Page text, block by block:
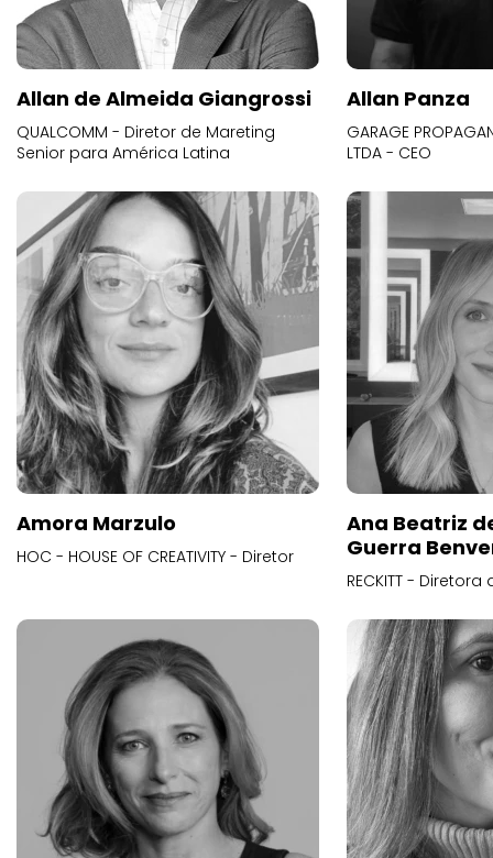
Allan de Almeida Giangrossi
QUALCOMM - Diretor de Mareting
Senior para América Latina
Allan Panza
GARAGE
LTDA - CEO
Amora Marzulo
HOC - HOUSE OF CREATIVITY - Diretor
Ana Beatriz
Guerra
RECKITT -